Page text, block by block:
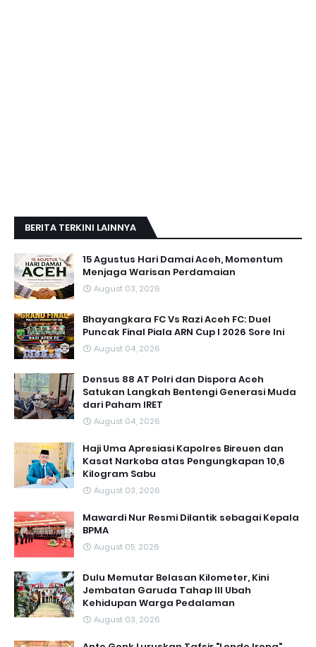
BERITA TERKINI LAINNYA
15 Agustus Hari Damai Aceh, Momentum
Menjaga Warisan Perdamaian
August 03, 2026
Bhayangkara FC Vs Razi Aceh FC: Duel
Puncak Final Piala ARN Cup I 2026 Sore Ini
August 04, 2026
Densus 88 AT Polri dan Dispora Aceh
Satukan Langkah Bentengi Generasi Muda
dari Paham IRET
August 04, 2026
Haji Uma Apresiasi Kapolres Bireuen dan
Kasat Narkoba atas Pengungkapan 10,6
Kilogram Sabu
August 03, 2026
Mawardi Nur Resmi Dilantik sebagai Kepala
BPMA
August 05, 2026
Dulu Memutar Belasan Kilometer, Kini
Jembatan Garuda Tahap III Ubah
Kehidupan Warga Pedalaman ‎
August 03, 2026